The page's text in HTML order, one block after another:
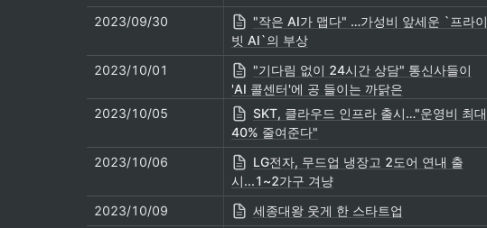
2023/09/30
"작은 AI가 맵다" …가성비 앞세운 `프라이
빗 AI`의 부상
2023/10/01
"기다림 없이 24시간 상담" 통신사들이
'AI 콜센터'에 공 들이는 까닭은
2023/10/05
SKT, 클라우드 인프라 출시…"운영비 최대
40% 줄여준다"
2023/10/06
LG전자, 무드업 냉장고 2도어 연내 출
시...1~2가구 겨냥
2023/10/09 세종대왕 웃게 한 스타트업